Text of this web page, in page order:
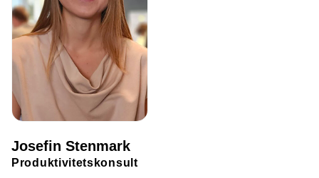
Josefin Stenmark
Produktivitetskonsult